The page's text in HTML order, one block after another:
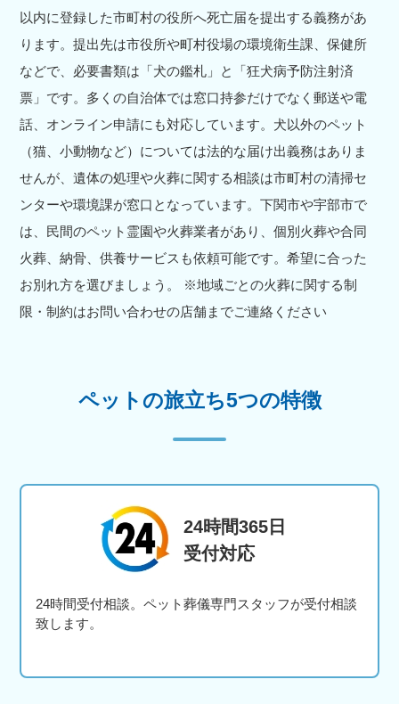
以内に登録した市町村の役所へ死亡届を提出する義務があ
ります。提出先は市役所や町村役場の環境衛生課、保健所
などで、必要書類は「犬の鑑札」と「狂犬病予防注射済
票」です。多くの自治体では窓口持参だけでなく郵送や電
話、オンライン申請にも対応しています。犬以外のペット
（猫、小動物など）については法的な届け出義務はありま
せんが、遺体の処理や火葬に関する相談は市町村の清掃セ
ンターや環境課が窓口となっています。下関市や宇部市で
は、民間のペット霊園や火葬業者があり、個別火葬や合同
火葬、納骨、供養サービスも依頼可能です。希望に合った
お別れ方を選びましょう。 ※地域ごとの火葬に関する制
限・制約はお問い合わせの店舗までご連絡ください
ペットの旅立ち5つの特徴
24時間365日
受付対応
24時間受付相談。ペット葬儀専門スタッフが受付相談
致します。